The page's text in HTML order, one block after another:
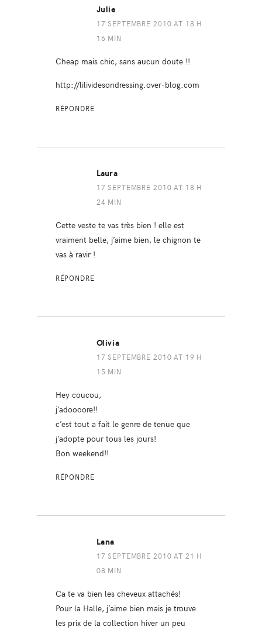
Julie
17 SEPTEMBRE 2010 AT 18 H
16 MIN
Cheap mais chic, sans aucun doute !!
http://lilividesondressing.over-blog.com
RÉPONDRE
Laura
17 SEPTEMBRE 2010 AT 18 H
24 MIN
Cette veste te vas très bien ! elle est
vraiment belle, j’aime bien, le chignon te
vas à ravir !
RÉPONDRE
Olivia
17 SEPTEMBRE 2010 AT 19 H
15 MIN
Hey coucou,
j’adoooore!!
c’est tout a fait le genre de tenue que
j’adopte pour tous les jours!
Bon weekend!!
RÉPONDRE
Lana
17 SEPTEMBRE 2010 AT 21 H
08 MIN
Ca te va bien les cheveux attachés!
Pour la Halle, j’aime bien mais je trouve
les prix de la collection hiver un peu